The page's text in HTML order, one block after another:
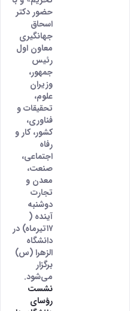
حضور دکتر
اسحاق
جهانگیری
معاون اول
رئیس
جمهور،
وزیران
علوم،
تحقیقات و
فناوری،
کشور، کار و
رفاه
اجتماعی،
صنعت،
معدن و
تجارت
دوشنبه
آینده (
۱۷تیرماه) در
دانشگاه
الزهرا (س)
برگزار
می‌شود.
نشست
رؤسای